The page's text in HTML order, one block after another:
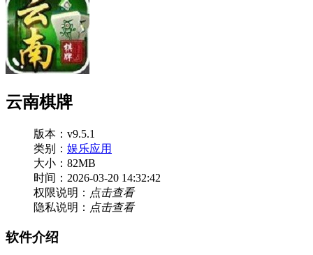
云南棋牌
版本：v9.5.1
类别： 娱乐应用
大小：82MB
时间：2026-03-20 14:32:42
权限说明： 点击查看
隐私说明： 点击查看
软件介绍